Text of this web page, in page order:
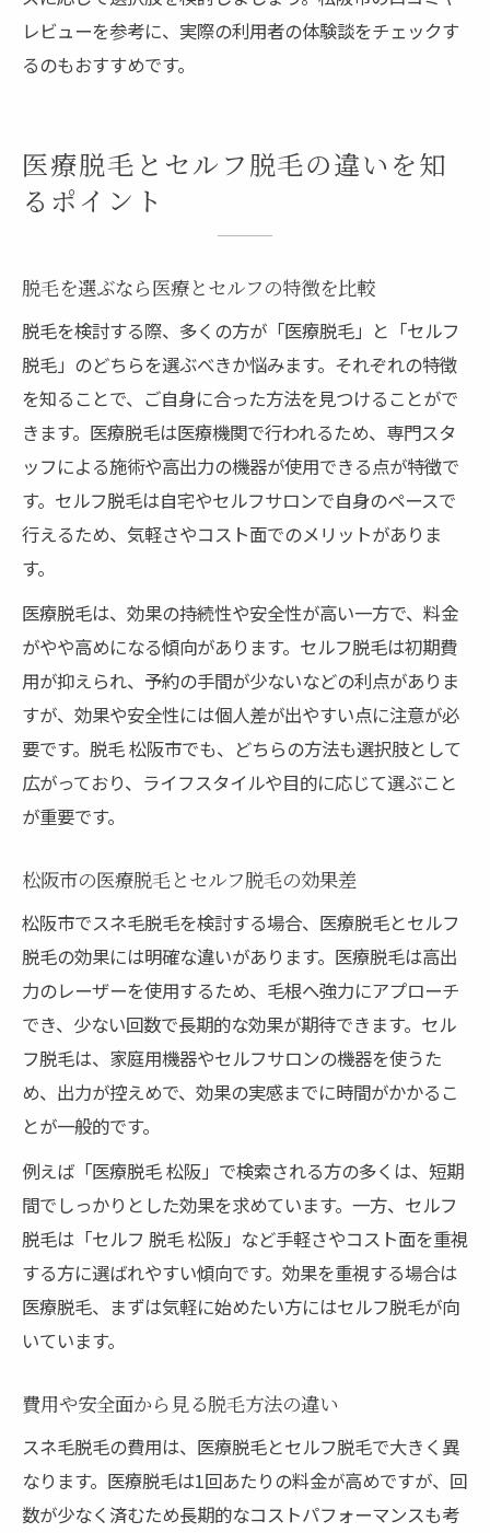
レビューを参考に、実際の利用者の体験談をチェックす
るのもおすすめです。
医療脱毛とセルフ脱毛の違いを知
るポイント
脱毛を選ぶなら医療とセルフの特徴を比較
脱毛を検討する際、多くの方が「医療脱毛」と「セルフ
脱毛」のどちらを選ぶべきか悩みます。それぞれの特徴
を知ることで、ご自身に合った方法を見つけることがで
きます。医療脱毛は医療機関で行われるため、専門スタ
ッフによる施術や高出力の機器が使用できる点が特徴で
す。セルフ脱毛は自宅やセルフサロンで自身のペースで
行えるため、気軽さやコスト面でのメリットがありま
す。
医療脱毛は、効果の持続性や安全性が高い一方で、料金
がやや高めになる傾向があります。セルフ脱毛は初期費
用が抑えられ、予約の手間が少ないなどの利点がありま
すが、効果や安全性には個人差が出やすい点に注意が必
要です。脱毛 松阪市でも、どちらの方法も選択肢として
広がっており、ライフスタイルや目的に応じて選ぶこと
が重要です。
松阪市の医療脱毛とセルフ脱毛の効果差
松阪市でスネ毛脱毛を検討する場合、医療脱毛とセルフ
脱毛の効果には明確な違いがあります。医療脱毛は高出
力のレーザーを使用するため、毛根へ強力にアプローチ
でき、少ない回数で長期的な効果が期待できます。セル
フ脱毛は、家庭用機器やセルフサロンの機器を使うた
め、出力が控えめで、効果の実感までに時間がかかるこ
とが一般的です。
例えば「医療脱毛 松阪」で検索される方の多くは、短期
間でしっかりとした効果を求めています。一方、セルフ
脱毛は「セルフ 脱毛 松阪」など手軽さやコスト面を重視
する方に選ばれやすい傾向です。効果を重視する場合は
医療脱毛、まずは気軽に始めたい方にはセルフ脱毛が向
いています。
費用や安全面から見る脱毛方法の違い
スネ毛脱毛の費用は、医療脱毛とセルフ脱毛で大きく異
なります。医療脱毛は1回あたりの料金が高めですが、回
数が少なく済むため長期的なコストパフォーマンスも考